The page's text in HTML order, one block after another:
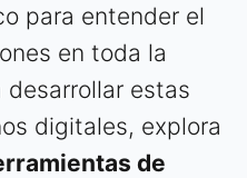
para entender el
en toda la
desarrollar estas
digitales, explora
de